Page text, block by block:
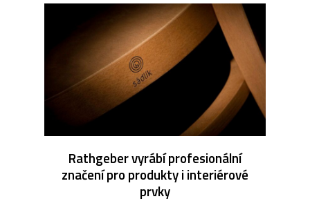
Rathgeber vyrábí profesionální
značení pro produkty i interiérové
prvky